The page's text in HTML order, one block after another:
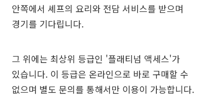
안쪽에서 셰프의 요리와 전담 서비스를 받으며
경기를 기다립니다.
그 위에는 최상위 등급인 '플래티넘 액세스'가
있습니다. 이 등급은 온라인으로 바로 구매할 수
없으며 별도 문의를 통해서만 이용이 가능합니다.